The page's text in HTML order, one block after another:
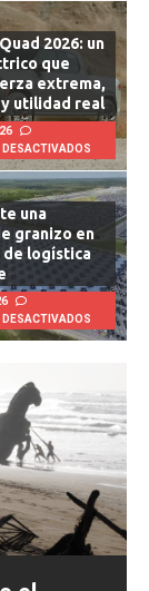
2026: un
que
extrema,
utilidad real
una
granizo en
logística